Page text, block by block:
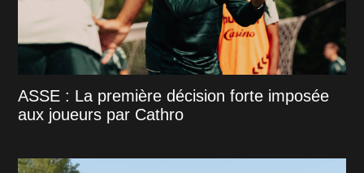
ASSE : La première décision forte imposée
aux joueurs par Cathro